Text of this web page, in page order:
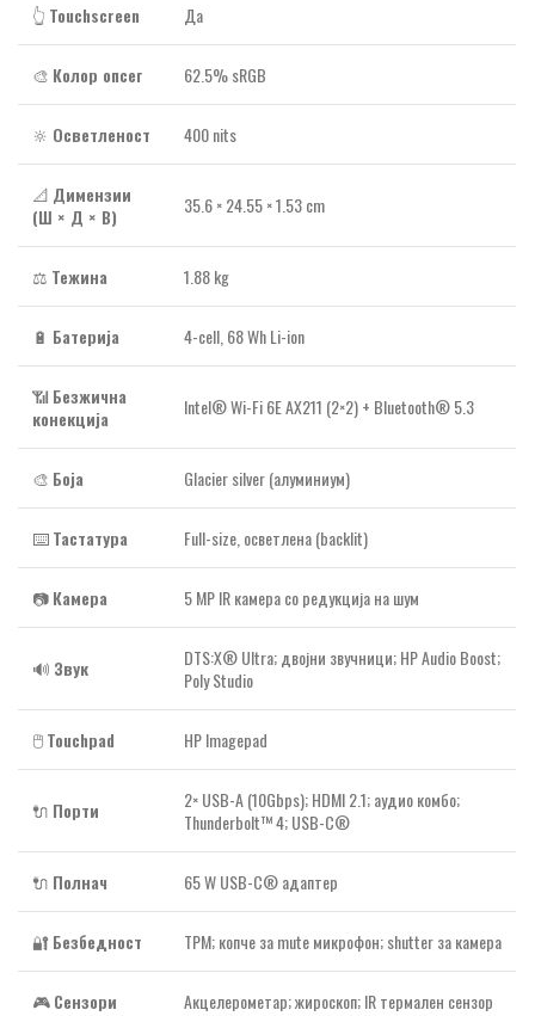
👆 Touchscreen Да
🎨 Колор опсег 62.5% sRGB
🔆 Осветленост 400 nits
📐 Димензии
(Ш × Д × В)
35.6 × 24.55 × 1.53 cm
⚖️ Тежина 1.88 kg
🔋 Батерија 4-cell, 68 Wh Li-ion
📶 Безжична
конекција
Intel® Wi-Fi 6E AX211 (2×2) + Bluetooth® 5.3
🎨 Боја Glacier silver (алуминиум)
⌨️Тастатура Full-size, осветлена (backlit)
📷Камера 5 MP IR камера со редукција на шум
🔊 Звук
DTS:X® Ultra; двојни звучници; HP Audio Boost;
Poly Studio
🖱️Touchpad HP Imagepad
🔌 Порти
2× USB-A (10Gbps); HDMI 2.1; аудио комбо;
Thunderbolt™ 4; USB-C®
🔌 Полнач 65 W USB-C® адаптер
🔐 Безбедност TPM; копче за mute микрофон; shutter за камера
🎮Сензори Акцелерометар; жироскоп; IR термален сензор